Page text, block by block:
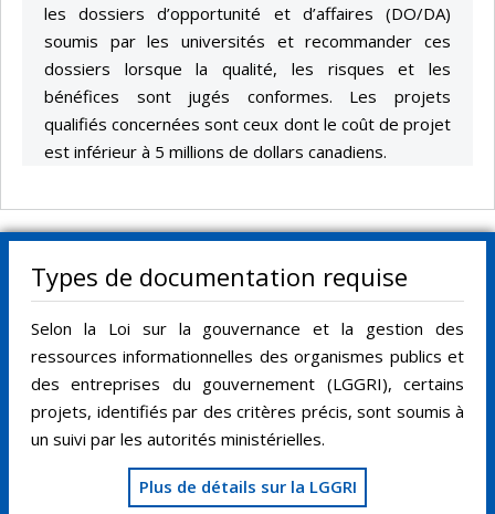
les dossiers d’opportunité et d’affaires (DO/DA)
soumis par les universités et recommander ces
dossiers lorsque la qualité, les risques et les
bénéfices sont jugés conformes. Les projets
qualifiés concernées sont ceux dont le coût de projet
est inférieur à 5 millions de dollars canadiens.
Types de documentation requise
Selon la Loi sur la gouvernance et la gestion des
ressources informationnelles des organismes publics et
des entreprises du gouvernement (LGGRI), certains
projets, identifiés par des critères précis, sont soumis à
un suivi par les autorités ministérielles.
Plus de détails sur la LGGRI